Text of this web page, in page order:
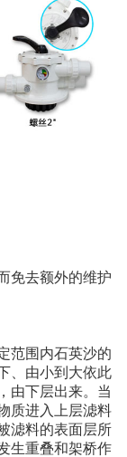
免去额外的维护
范围内石英沙的
、由小到大依此
由下层出来。当
质进入上层滤料
滤料的表面层所
生重叠和架桥作